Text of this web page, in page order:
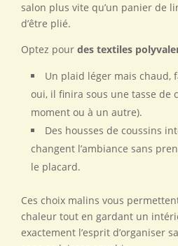
salon plus vite qu’un panier de
d’être plié.
Optez pour des textiles
Un plaid léger mais chaud,
oui, il finira sous une tasse de
moment ou à un autre).
Des housses de coussins
changent l’ambiance sans
le placard.
Ces choix malins vous
chaleur tout en gardant un
exactement l’esprit d’organiser